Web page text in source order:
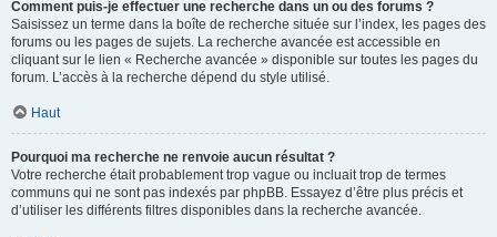
Comment puis-je effectuer une recherche dans un ou des forums ?
Saisissez un terme dans la boîte de recherche située sur l’index, les pages des
forums ou les pages de sujets. La recherche avancée est accessible en
cliquant sur le lien « Recherche avancée » disponible sur toutes les pages du
forum. L’accès à la recherche dépend du style utilisé.
Haut
Pourquoi ma recherche ne renvoie aucun résultat ?
Votre recherche était probablement trop vague ou incluait trop de termes
communs qui ne sont pas indexés par phpBB. Essayez d’être plus précis et
d’utiliser les différents filtres disponibles dans la recherche avancée.